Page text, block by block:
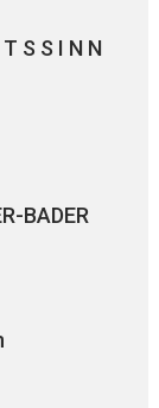
S S I N N
BADER